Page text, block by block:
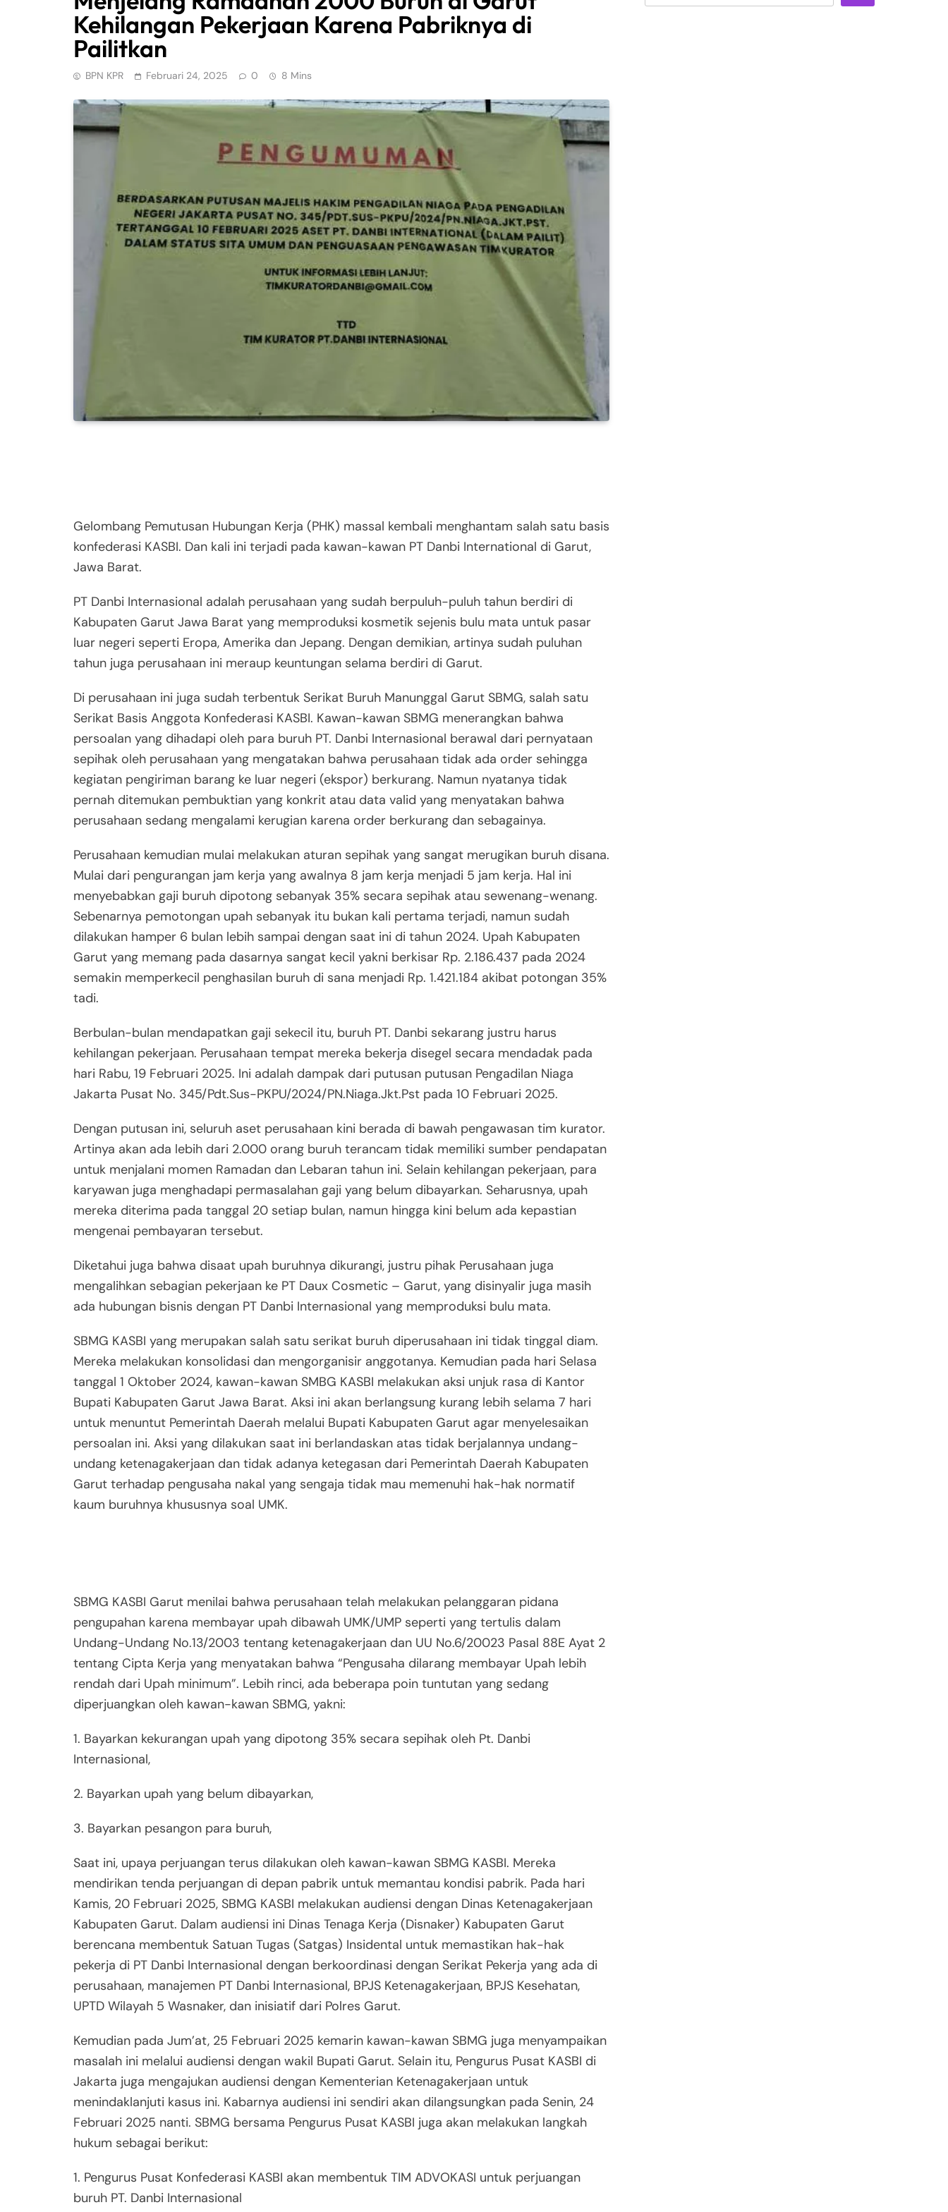
Kehilangan Pekerjaan Karena Pabriknya di
Pailitkan
BPN KPR Februari 24, 2025 0 8 Mins
Gelombang Pemutusan Hubungan Kerja (PHK) massal kembali menghantam salah satu basis
konfederasi KASBI. Dan kali ini terjadi pada kawan-kawan PT Danbi International di Garut,
Jawa Barat.
PT Danbi Internasional adalah perusahaan yang sudah berpuluh-puluh tahun berdiri di
Kabupaten Garut Jawa Barat yang memproduksi kosmetik sejenis bulu mata untuk pasar
luar negeri seperti Eropa, Amerika dan Jepang. Dengan demikian, artinya sudah puluhan
tahun juga perusahaan ini meraup keuntungan selama berdiri di Garut.
Di perusahaan ini juga sudah terbentuk Serikat Buruh Manunggal Garut SBMG, salah satu
Serikat Basis Anggota Konfederasi KASBI. Kawan-kawan SBMG menerangkan bahwa
persoalan yang dihadapi oleh para buruh PT. Danbi Internasional berawal dari pernyataan
sepihak oleh perusahaan yang mengatakan bahwa perusahaan tidak ada order sehingga
kegiatan pengiriman barang ke luar negeri (ekspor) berkurang. Namun nyatanya tidak
pernah ditemukan pembuktian yang konkrit atau data valid yang menyatakan bahwa
perusahaan sedang mengalami kerugian karena order berkurang dan sebagainya.
Perusahaan kemudian mulai melakukan aturan sepihak yang sangat merugikan buruh disana.
Mulai dari pengurangan jam kerja yang awalnya 8 jam kerja menjadi 5 jam kerja. Hal ini
menyebabkan gaji buruh dipotong sebanyak 35% secara sepihak atau sewenang-wenang.
Sebenarnya pemotongan upah sebanyak itu bukan kali pertama terjadi, namun sudah
dilakukan hamper 6 bulan lebih sampai dengan saat ini di tahun 2024. Upah Kabupaten
Garut yang memang pada dasarnya sangat kecil yakni berkisar Rp. 2.186.437 pada 2024
semakin memperkecil penghasilan buruh di sana menjadi Rp. 1.421.184 akibat potongan 35%
tadi.
Berbulan-bulan mendapatkan gaji sekecil itu, buruh PT. Danbi sekarang justru harus
kehilangan pekerjaan. Perusahaan tempat mereka bekerja disegel secara mendadak pada
hari Rabu, 19 Februari 2025. Ini adalah dampak dari putusan putusan Pengadilan Niaga
Jakarta Pusat No. 345/Pdt.Sus-PKPU/2024/PN.Niaga.Jkt.Pst pada 10 Februari 2025.
Dengan putusan ini, seluruh aset perusahaan kini berada di bawah pengawasan tim kurator.
Artinya akan ada lebih dari 2.000 orang buruh terancam tidak memiliki sumber pendapatan
untuk menjalani momen Ramadan dan Lebaran tahun ini. Selain kehilangan pekerjaan, para
karyawan juga menghadapi permasalahan gaji yang belum dibayarkan. Seharusnya, upah
mereka diterima pada tanggal 20 setiap bulan, namun hingga kini belum ada kepastian
mengenai pembayaran tersebut.
Diketahui juga bahwa disaat upah buruhnya dikurangi, justru pihak Perusahaan juga
mengalihkan sebagian pekerjaan ke PT Daux Cosmetic – Garut, yang disinyalir juga masih
ada hubungan bisnis dengan PT Danbi Internasional yang memproduksi bulu mata.
SBMG KASBI yang merupakan salah satu serikat buruh diperusahaan ini tidak tinggal diam.
Mereka melakukan konsolidasi dan mengorganisir anggotanya. Kemudian pada hari Selasa
tanggal 1 Oktober 2024, kawan-kawan SMBG KASBI melakukan aksi unjuk rasa di Kantor
Bupati Kabupaten Garut Jawa Barat. Aksi ini akan berlangsung kurang lebih selama 7 hari
untuk menuntut Pemerintah Daerah melalui Bupati Kabupaten Garut agar menyelesaikan
persoalan ini. Aksi yang dilakukan saat ini berlandaskan atas tidak berjalannya undang-
undang ketenagakerjaan dan tidak adanya ketegasan dari Pemerintah Daerah Kabupaten
Garut terhadap pengusaha nakal yang sengaja tidak mau memenuhi hak-hak normatif
kaum buruhnya khususnya soal UMK.
SBMG KASBI Garut menilai bahwa perusahaan telah melakukan pelanggaran pidana
pengupahan karena membayar upah dibawah UMK/UMP seperti yang tertulis dalam
Undang-Undang No.13/2003 tentang ketenagakerjaan dan UU No.6/20023 Pasal 88E Ayat 2
tentang Cipta Kerja yang menyatakan bahwa “Pengusaha dilarang membayar Upah lebih
rendah dari Upah minimum”. Lebih rinci, ada beberapa poin tuntutan yang sedang
diperjuangkan oleh kawan-kawan SBMG, yakni:
1. Bayarkan kekurangan upah yang dipotong 35% secara sepihak oleh Pt. Danbi
Internasional,
2. Bayarkan upah yang belum dibayarkan,
3. Bayarkan pesangon para buruh,
Saat ini, upaya perjuangan terus dilakukan oleh kawan-kawan SBMG KASBI. Mereka
mendirikan tenda perjuangan di depan pabrik untuk memantau kondisi pabrik. Pada hari
Kamis, 20 Februari 2025, SBMG KASBI melakukan audiensi dengan Dinas Ketenagakerjaan
Kabupaten Garut. Dalam audiensi ini Dinas Tenaga Kerja (Disnaker) Kabupaten Garut
berencana membentuk Satuan Tugas (Satgas) Insidental untuk memastikan hak-hak
pekerja di PT Danbi Internasional dengan berkoordinasi dengan Serikat Pekerja yang ada di
perusahaan, manajemen PT Danbi Internasional, BPJS Ketenagakerjaan, BPJS Kesehatan,
UPTD Wilayah 5 Wasnaker, dan inisiatif dari Polres Garut.
Kemudian pada Jum’at, 25 Februari 2025 kemarin kawan-kawan SBMG juga menyampaikan
masalah ini melalui audiensi dengan wakil Bupati Garut. Selain itu, Pengurus Pusat KASBI di
Jakarta juga mengajukan audiensi dengan Kementerian Ketenagakerjaan untuk
menindaklanjuti kasus ini. Kabarnya audiensi ini sendiri akan dilangsungkan pada Senin, 24
Februari 2025 nanti. SBMG bersama Pengurus Pusat KASBI juga akan melakukan langkah
hukum sebagai berikut:
1. Pengurus Pusat Konfederasi KASBI akan membentuk TIM ADVOKASI untuk perjuangan
buruh PT. Danbi Internasional